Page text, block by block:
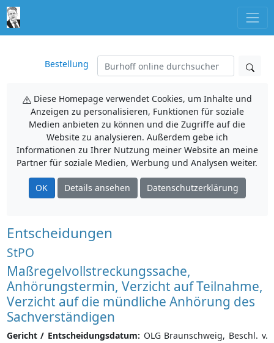
Bestellung
Diese Homepage verwendet Cookies, um Inhalte und
Anzeigen zu personalisieren, Funktionen für soziale
Medien anbieten zu können und die Zugriffe auf die
Website zu analysieren. Außerdem gebe ich
Informationen zu Ihrer Nutzung meiner Website an meine
Partner für soziale Medien, Werbung und Analysen weiter.
OK Details ansehen Datenschutzerklärung
Entscheidungen
StPO
Maßregelvollstreckungssache,
Anhörungstermin, Verzicht auf Teilnahme,
Verzicht auf die mündliche Anhörung des
Sachverständigen
Gericht / Entscheidungsdatum: OLG Braunschweig, Beschl. v.